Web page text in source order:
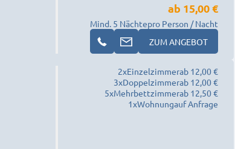
Mind. 5 Nächte
ab 15,00 €
pro Person / Nacht
ZUM ANGEBOT
2xEinzelzimmerab 12,00 €
3xDoppelzimmerab 12,00 €
5xMehrbettzimmerab 12,50 €
1xWohnungauf Anfrage